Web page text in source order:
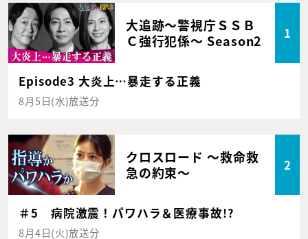
大追跡～警視庁ＳＳＢ
Ｃ強行犯係～ Season2
1
Episode3 大炎上…暴走する正義
8月5日(水)放送分
クロスロード ～救命救
急の約束～
2
＃5 病院激震！パワハラ＆医療事故!?
8月4日(火)放送分